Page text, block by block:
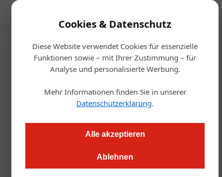
Cookies & Datenschutz
Diese Website verwendet Cookies für essenzielle
Funktionen sowie – mit Ihrer Zustimmung – für
Analyse und personalisierte Werbung.
Mehr Informationen finden Sie in unserer
Datenschutzerklärung.
Alle akzeptieren
Ablehnen
Startseite/Gastro & Hotel
Tourismus
Das war das Gauder Fest 2023
10.05.2023, 13:53 Uhr
Ziller. Statistisch gesehen hat jeder Gast 1,6 Liter Bockbier
getrunken.